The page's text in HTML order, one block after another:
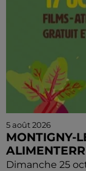
5 août 2026
MONTIGNY-
Dimanche 25